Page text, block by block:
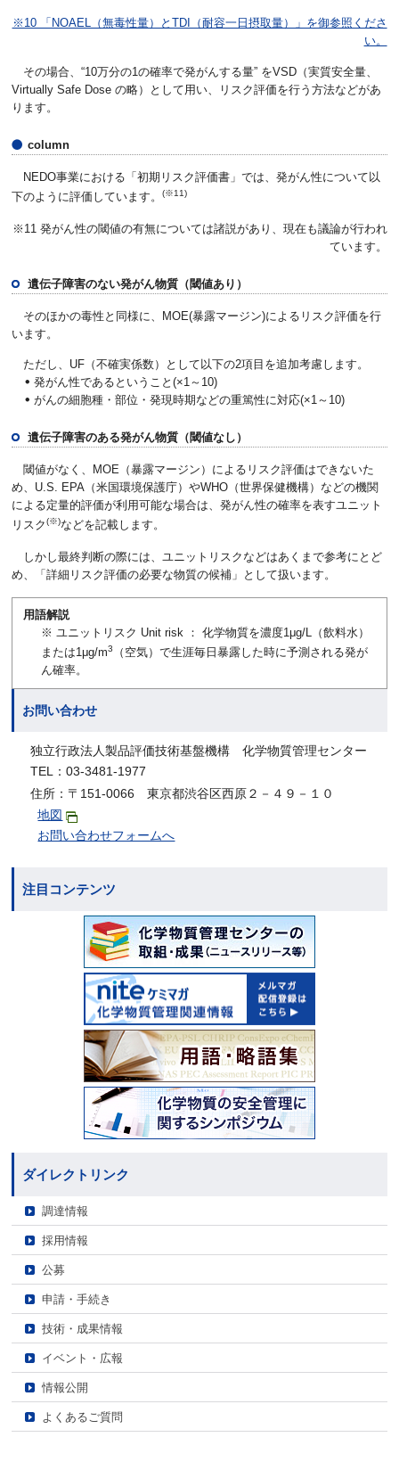
※10 「NOAEL（無毒性量）とTDI（耐容一日摂取量）」を御参照くださ
い。
その場合、“10万分の1の確率で発がんする量” をVSD（実質安全量、
Virtually Safe Dose の略）として用い、リスク評価を行う方法などがあ
ります。
column
NEDO事業における「初期リスク評価書」では、発がん性について以
下のように評価しています。(※11)
※11 発がん性の閾値の有無については諸説があり、現在も議論が行われ
ています。
遺伝子障害のない発がん物質（閾値あり）
そのほかの毒性と同様に、MOE(暴露マージン)によるリスク評価を行
います。
ただし、UF（不確実係数）として以下の2項目を追加考慮します。
発がん性であるということ(×1～10)
がんの細胞種・部位・発現時期などの重篤性に対応(×1～10)
遺伝子障害のある発がん物質（閾値なし）
閾値がなく、MOE（暴露マージン）によるリスク評価はできないた
め、U.S. EPA（米国環境保護庁）やWHO（世界保健機構）などの機関
による定量的評価が利用可能な場合は、発がん性の確率を表すユニット
リスク(※)などを記載します。
しかし最終判断の際には、ユニットリスクなどはあくまで参考にとど
め、「詳細リスク評価の必要な物質の候補」として扱います。
用語解説
※ ユニットリスク Unit risk ： 化学物質を濃度1μg/L（飲料水）
または1μg/m3
（空気）で生涯毎日暴露した時に予測される発が
ん確率。
お問い合わせ
独立行政法人製品評価技術基盤機構 化学物質管理センター
TEL：03-3481-1977
住所：〒151-0066 東京都渋谷区西原２－４９－１０
地図
お問い合わせフォームへ
注目コンテンツ
ダイレクトリンク
調達情報
採用情報
公募
申請・手続き
技術・成果情報
イベント・広報
情報公開
よくあるご質問